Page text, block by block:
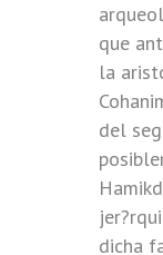
que
la
del
dicha